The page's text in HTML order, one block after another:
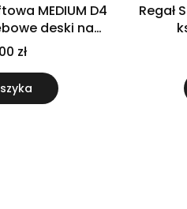
MEDIUM D4
deski na
ramie
zł
Regał